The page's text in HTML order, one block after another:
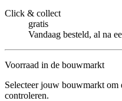
Click & collect
gratis
Vandaag besteld, al na
Voorraad in de bouwmarkt
Selecteer jouw bouwmarkt
controleren.